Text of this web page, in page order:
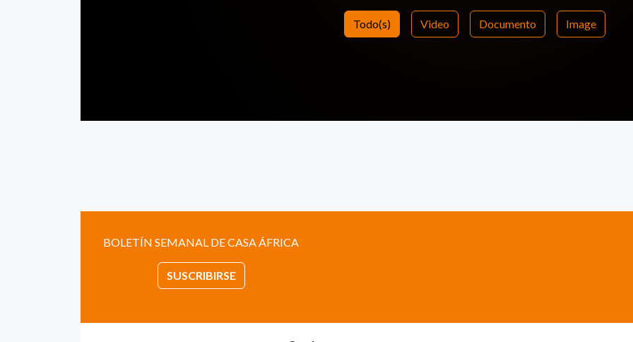
Todo(s) Video Documento Image
BOLETÍN SEMANAL DE CASA ÁFRICA
SUSCRIBIRSE